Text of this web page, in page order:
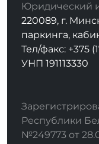
Юридический
220089, г.
паркинга,
Тел/факс: +375
УНП 191113330
Республики
№249773 от